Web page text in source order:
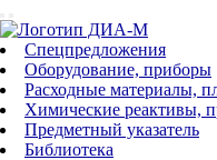
Спецпредложения
Оборудование, приборы
Расходные материалы,
Химические реактивы,
Предметный указатель
Библиотека